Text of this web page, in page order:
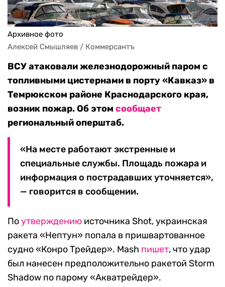
Архивное фото
Алексей Смышляев / Коммерсантъ
ВСУ атаковали железнодорожный паром с
топливными цистернами в порту «Кавказ» в
Темрюкском районе Краснодарского края,
возник пожар. Об этом сообщает
региональный оперштаб.
«На месте работают экстренные и
специальные службы. Площадь пожара и
информация о пострадавших уточняется»,
— говорится в сообщении.
Поутверждению источника Shot, украинская
ракета «Нептун» попала в пришвартованное
судно «Конро Трейдер». Mash пишет, что удар
был нанесен предположительно ракетой Storm
Shadow по парому «Акватрейдер».